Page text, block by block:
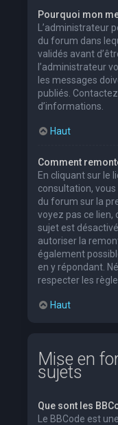
Pourquoi mon
L’administrateur
du forum dans
validés avant
l’administrateur
les messages
publiés.
d’informations.
Haut
Comment
En cliquant sur le
consultation,
du forum sur la
voyez pas ce lien,
sujet est
autoriser la
également
en y répondant.
respecter les
Haut
Mise en
sujets
Que sont les
Le BBCode est